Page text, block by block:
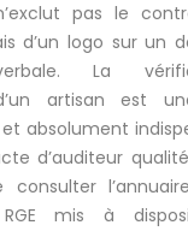
pas le
d’un logo sur un
La
artisan est
absolument
d’auditeur
RGE mis à